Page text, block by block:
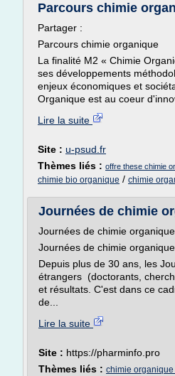
Parcours chimie
Partager :
Parcours chimie organique
La finalité M2 « Chimie
ses développements
enjeux économiques et
Organique est au coeur
Lire la suite
Site : u-psud.fr
Thèmes liés : offre these chimie
chimie bio organique / chimie
Journées de chimie
Journées de chimie
Journées de chimie
Depuis plus de 30 ans, les
étrangers (doctorants,
et résultats. C'est dans ce
de...
Lire la suite
Site : https://pharminfo.pro
Thèmes liés : chimie